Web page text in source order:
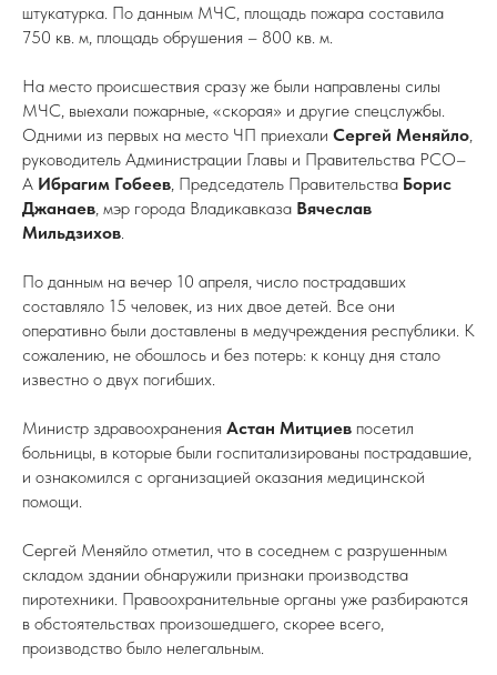
штукатурка. По данным МЧС, площадь пожара составила
750 кв. м, площадь обрушения – 800 кв. м.
На место происшествия сразу же были направлены силы
МЧС, выехали пожарные, «скорая» и другие спецслужбы.
Одними из первых на место ЧП приехали Сергей Меняйло,
руководитель Администрации Главы и Правительства РСО–
А Ибрагим Гобеев, Председатель Правительства Борис
Джанаев, мэр города Владикавказа Вячеслав
Мильдзихов.
По данным на вечер 10 апреля, число пострадавших
составляло 15 человек, из них двое детей. Все они
оперативно были доставлены в медучреждения республики. К
сожалению, не обошлось и без потерь: к концу дня стало
известно о двух погибших.
Министр здравоохранения Астан Митциев посетил
больницы, в которые были госпитализированы пострадавшие,
и ознакомился с организацией оказания медицинской
помощи.
Сергей Меняйло отметил, что в соседнем с разрушенным
складом здании обнаружили признаки производства
пиротехники. Правоохранительные органы уже разбираются
в обстоятельствах произошедшего, скорее всего,
производство было нелегальным.